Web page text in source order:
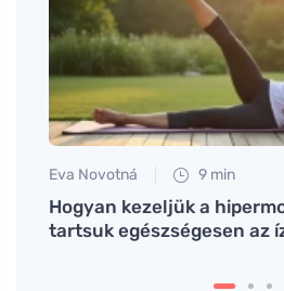
Eva Novotná 9 min
Hogyan kezeljük a
tartsuk egészségesen az